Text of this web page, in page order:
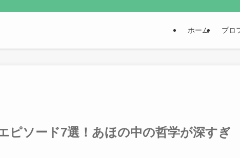
ホーム プロ
ピソード7選！あほの中の哲学が深すぎ